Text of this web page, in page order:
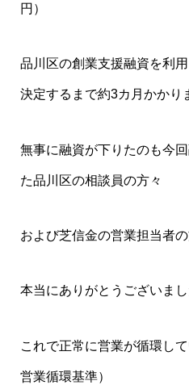
円）
品川区の創業支援融資を利
決定するまで約3カ月かかり
無事に融資が下りたのも今
た品川区の相談員の方々
および芝信金の営業担当者の
本当にありがとうございまし
これで正常に営業が循環し
営業循環基準）